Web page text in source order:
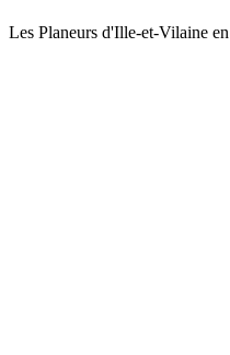
Les Planeurs d'Ille-et-Vilaine